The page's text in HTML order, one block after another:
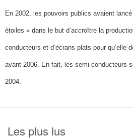
En 2002, les pouvoirs publics avaient
étoiles » dans le but d’accroître la
conducteurs et d’écrans plats pour qu’elle
avant 2006. En fait, les semi-conducteurs
2004.
Les plus lus